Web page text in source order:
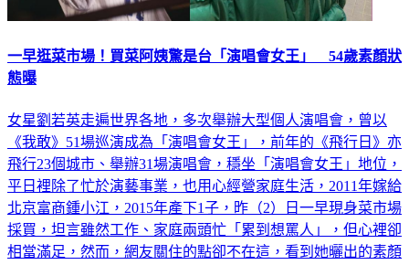
一早逛菜市場！買菜阿姨驚是台「演唱會女王」 54歲素顏狀
態曝
女星劉若英走遍世界各地，多次舉辦大型個人演唱會，曾以
《我敢》51場巡演成為「演唱會女王」，前年的《飛行日》亦
飛行23個城市、舉辦31場演唱會，穩坐「演唱會女王」地位，
平日裡除了忙於演藝事業，也用心經營家庭生活，2011年嫁給
北京富商鍾小江，2015年產下1子，昨（2）日一早現身菜市場
採買，坦言雖然工作、家庭兩頭忙「累到想罵人」，但心裡卻
相當滿足，然而，網友關住的點卻不在這，看到她曬出的素顏